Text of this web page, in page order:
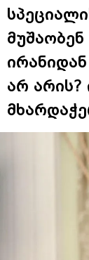
არ არის?